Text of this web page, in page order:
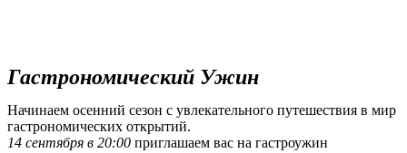
Гастрономический Ужин
Начинаем осенний сезон с увлекательного путешествия в мир
гастрономических открытий.
14 сентября в 20:00 приглашаем вас на гастроужин